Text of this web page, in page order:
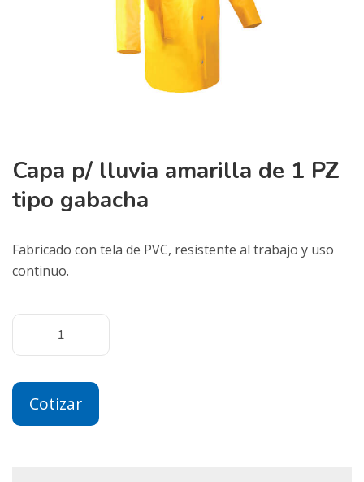
Capa p/ lluvia amarilla de 1 PZ
tipo gabacha
Fabricado con tela de PVC, resistente al trabajo y uso
continuo.
Cotizar